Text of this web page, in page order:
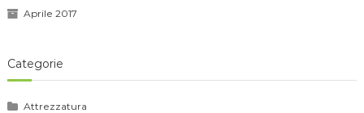
Aprile 2017
Categorie
Attrezzatura